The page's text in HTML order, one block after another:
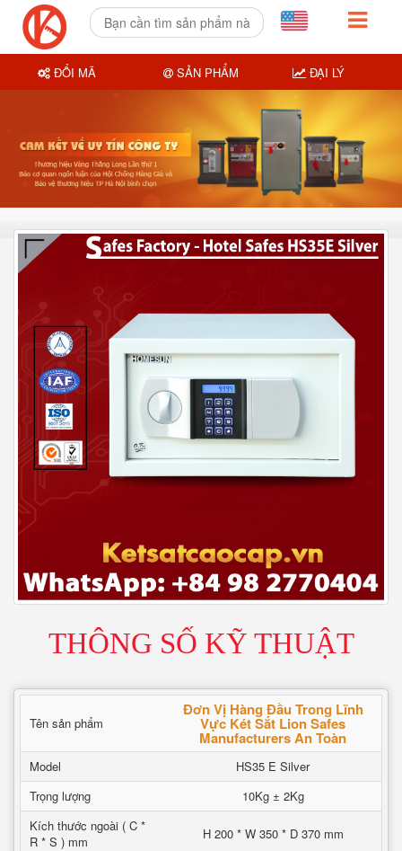
THÔNG SỐ KỸ THUẬT
Tên sản phẩm
Đơn Vị Hàng Đầu Trong Lĩnh
Vực Két Sắt Lion Safes
Manufacturers An Toàn
Model
HS35 E Silver
Trọng lượng
10Kg ± 2Kg
Kích thước ngoài ( C *
R * S ) mm
H 200 * W 350 * D 370 mm
ĐỔI MÃ SẢN PHẨM ĐẠI LÝ